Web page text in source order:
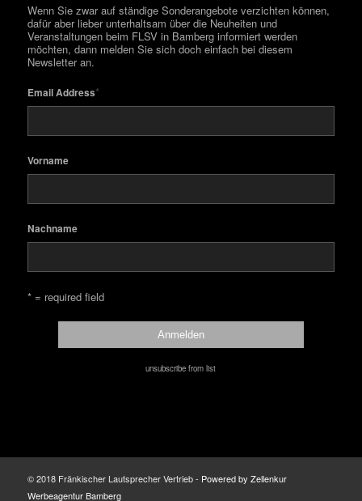
Wenn Sie zwar auf ständige Sonderangebote verzichten können,
dafür aber lieber unterhaltsam über die Neuheiten und
Veranstaltungen beim FLSV in Bamberg informiert werden
möchten, dann melden Sie sich doch einfach bei diesem
Newsletter an.
Email Address*
Vorname
Nachname
* = required field
unsubscribe from list
© 2018 Fränkischer Lautsprecher Vertrieb - Powered by Zellenkur
Werbeagentur Bamberg